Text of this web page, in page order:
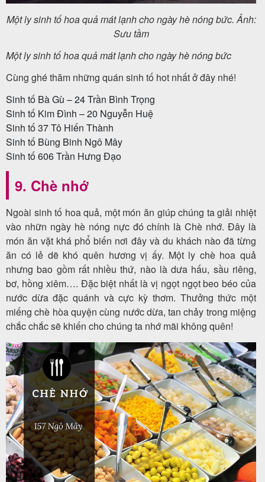
Một ly sinh tố hoa quả mát lạnh cho ngày hè nóng bức. Ảnh:
Sưu tầm
Một ly sinh tố hoa quả mát lạnh cho ngày hè nóng bức
Cùng ghé thăm những quán sinh tố hot nhất ở đây nhé!
Sinh tố Bà Gù – 24 Trần Bình Trọng
Sinh tố Kim Đình – 20 Nguyễn Huệ
Sinh tố 37 Tô Hiến Thành
Sinh tố Bùng Binh Ngô Mây
Sinh tố 606 Trần Hưng Đạo
9. Chè nhớ
Ngoài sinh tố hoa quả, một món ăn giúp chúng ta giải nhiệt
vào nhữn ngày hè nóng nực đó chính là Chè nhớ. Đây là
món ăn vặt khá phổ biến nơi đây và du khách nào đã từng
ăn có lẻ dẽ khó quên hương vị ấy. Một ly chè hoa quả
nhưng bao gồm rất nhiều thứ, nào là dưa hấu, sầu riêng,
bơ, hồng xiêm…. Đặc biệt nhất là vị ngọt ngọt beo béo của
nước dừa đặc quánh và cực kỳ thơm. Thưởng thức một
miếng chè hòa quyện cùng nước dừa, tan chảy trong miệng
chắc chắc sẽ khiến cho chúng ta nhớ mãi không quên!